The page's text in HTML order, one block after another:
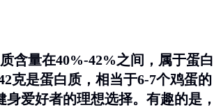
含量在40%-42%之间，属于蛋白
克是蛋白质，相当于6-7个鸡蛋的
爱好者的理想选择。有趣的是，